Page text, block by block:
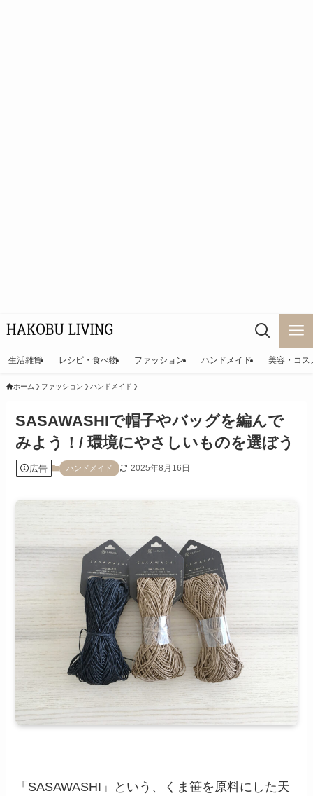
生活雑貨 レシピ・食べ物 ファッション ハンドメイド 美容・コス
ホーム ファッション ハンドメイド
SASAWASHIで帽子やバッグを編んで
みよう！/ 環境にやさしいものを選ぼう
広告 ハンドメイド 2025年8月16日
「SASAWASHI」という、くま笹を原料にした天